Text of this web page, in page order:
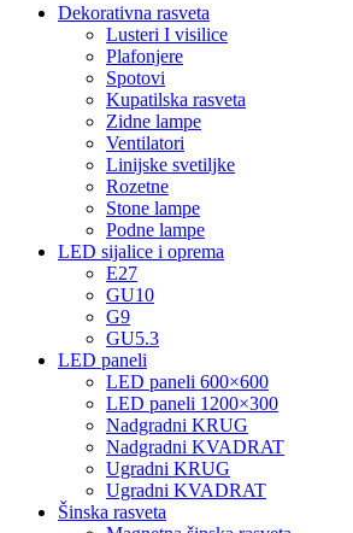
Dekorativna rasveta
Lusteri I visilice
Plafonjere
Spotovi
Kupatilska rasveta
Zidne lampe
Ventilatori
Linijske svetiljke
Rozetne
Stone lampe
Podne lampe
LED sijalice i oprema
E27
GU10
G9
GU5.3
LED paneli
LED paneli 600×600
LED paneli 1200×300
Nadgradni KRUG
Nadgradni KVADRAT
Ugradni KRUG
Ugradni KVADRAT
Šinska rasveta